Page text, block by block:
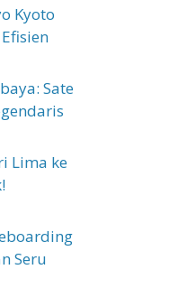
Kyoto
Sate
Lima ke
Seru